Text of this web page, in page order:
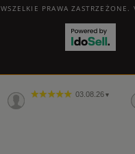
WSZELKIE PRAWA ZASTRZEŻONE.
03.08.26 ▼